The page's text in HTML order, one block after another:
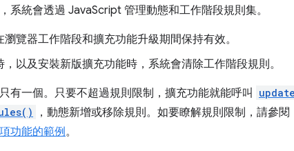
系統會透過 JavaScript 管理動態和工作階段規則集。
覽器工作階段和擴充功能升級期間保持有效。
以及安裝新版擴充功能時，系統會清除工作階段規則。
有一個。只要不超過規則限制，擴充功能就能呼叫
，動態新增或移除規則。如要瞭解規則限制，請參閱
功能的範例。